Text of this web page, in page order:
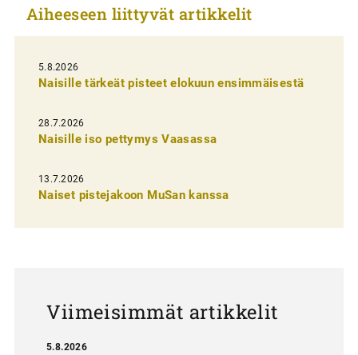
k
e
l
i
e
n
e
Aiheeseen liittyvät artikkelit
5.8.2026
Naisille tärkeät pisteet elokuun ensimmäisestä
28.7.2026
Naisille iso pettymys Vaasassa
13.7.2026
Naiset pistejakoon MuSan kanssa
Viimeisimmät artikkelit
5.8.2026